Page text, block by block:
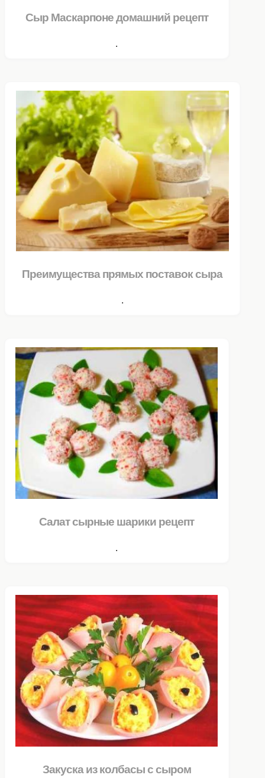
Сыр Маскарпоне домашний рецепт
.
Преимущества прямых поставок сыра
.
Салат сырные шарики рецепт
.
Закуска из колбасы с сыром